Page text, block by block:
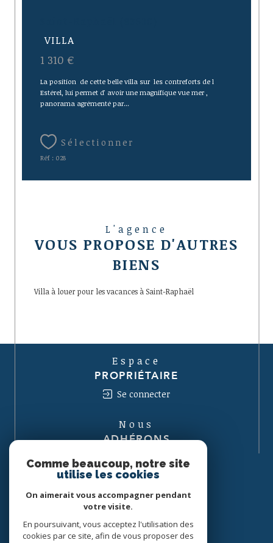
VILLA
1 310 €
La position de cette belle villa sur les contreforts de l
Estérel, lui permet d' avoir une magnifique vue mer ,
panorama agrémenté par...
Sélectionner
Réf : 028
L'agence
VOUS PROPOSE D'AUTRES
BIENS
Villa à louer pour les vacances à Saint-Raphaël
Espace
PROPRIÉTAIRE
Se connecter
Nous
ADHÉRONS
Comme beaucoup, notre site
utilise les cookies
On aimerait vous accompagner pendant
votre visite.
En poursuivant, vous acceptez l'utilisation des
cookies par ce site, afin de vous proposer des